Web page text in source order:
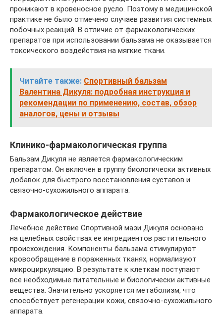
проникают в кровеносное русло. Поэтому в медицинской
практике не было отмечено случаев развития системных
побочных реакций. В отличие от фармакологических
препаратов при использовании бальзама не оказывается
токсического воздействия на мягкие ткани.
Читайте также: Спортивный бальзам
Валентина Дикуля: подробная инструкция и
рекомендации по применению, состав, обзор
аналогов, цены и отзывы
Клинико-фармакологическая группа
Бальзам Дикуля не является фармакологическим
препаратом. Он включен в группу биологически активных
добавок для быстрого восстановления суставов и
связочно-сухожильного аппарата.
Фармакологическое действие
Лечебное действие Спортивной мази Дикуля основано
на целебных свойствах ее ингредиентов растительного
происхождения. Компоненты бальзама стимулируют
кровообращение в пораженных тканях, нормализуют
микроциркуляцию. В результате к клеткам поступают
все необходимые питательные и биологически активные
вещества. Значительно ускоряется метаболизм, что
способствует регенерации кожи, связочно-сухожильного
аппарата.